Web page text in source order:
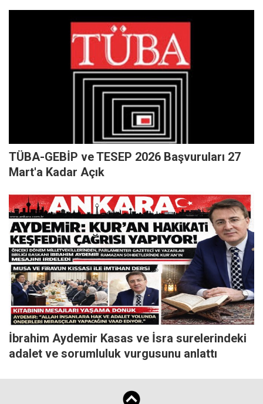
TÜBA-GEBİP ve TESEP 2026 Başvuruları 27
Mart'a Kadar Açık
İbrahim Aydemir Kasas ve İsra surelerindeki
adalet ve sorumluluk vurgusunu anlattı